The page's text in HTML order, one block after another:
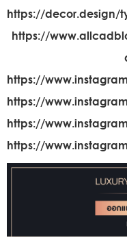
https://decor.design/
https://
https://
https://
https://
https://